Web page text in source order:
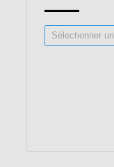
Nos
articles